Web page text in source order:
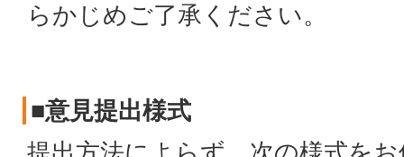
らかじめご了承ください。
■意見提出様式